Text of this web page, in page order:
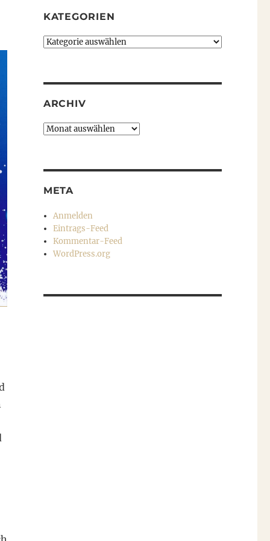
KATEGORIEN
Kategorien
ARCHIV
Archiv
META
Anmelden
Eintrags-Feed
Kommentar-Feed
WordPress.org